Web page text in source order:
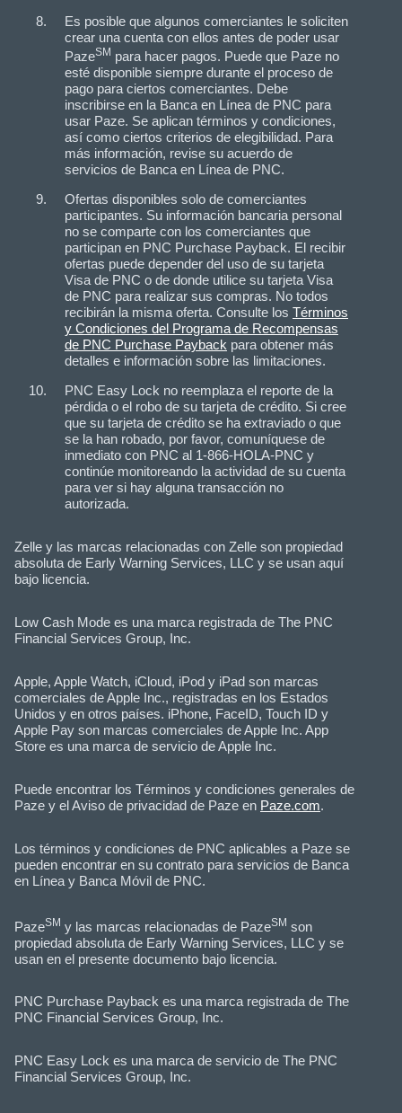
Es posible que algunos comerciantes le soliciten
crear una cuenta con ellos antes de poder usar
PazeSM para hacer pagos. Puede que Paze no
esté disponible siempre durante el proceso de
pago para ciertos comerciantes. Debe
inscribirse en la Banca en Línea de PNC para
usar Paze. Se aplican términos y condiciones,
así como ciertos criterios de elegibilidad. Para
más información, revise su acuerdo de
servicios de Banca en Línea de PNC.
Ofertas disponibles solo de comerciantes
participantes. Su información bancaria personal
no se comparte con los comerciantes que
participan en PNC Purchase Payback. El recibir
ofertas puede depender del uso de su tarjeta
Visa de PNC o de donde utilice su tarjeta Visa
de PNC para realizar sus compras. No todos
recibirán la misma oferta. Consulte los Términos
y Condiciones del Programa de Recompensas
de PNC Purchase Payback para obtener más
detalles e información sobre las limitaciones.
PNC Easy Lock no reemplaza el reporte de la
pérdida o el robo de su tarjeta de crédito. Si cree
que su tarjeta de crédito se ha extraviado o que
se la han robado, por favor, comuníquese de
inmediato con PNC al 1-866-HOLA-PNC y
continúe monitoreando la actividad de su cuenta
para ver si hay alguna transacción no
autorizada.
Zelle y las marcas relacionadas con Zelle son propiedad
absoluta de Early Warning Services, LLC y se usan aquí
bajo licencia.
Low Cash Mode es una marca registrada de The PNC
Financial Services Group, Inc.
Apple, Apple Watch, iCloud, iPod y iPad son marcas
comerciales de Apple Inc., registradas en los Estados
Unidos y en otros países. iPhone, FaceID, Touch ID y
Apple Pay son marcas comerciales de Apple Inc. App
Store es una marca de servicio de Apple Inc.
Puede encontrar los Términos y condiciones generales de
Paze y el Aviso de privacidad de Paze en Paze.com.
Los términos y condiciones de PNC aplicables a Paze se
pueden encontrar en su contrato para servicios de Banca
en Línea y Banca Móvil de PNC.
PazeSM y las marcas relacionadas de PazeSM son
propiedad absoluta de Early Warning Services, LLC y se
usan en el presente documento bajo licencia.
PNC Purchase Payback es una marca registrada de The
PNC Financial Services Group, Inc.
PNC Easy Lock es una marca de servicio de The PNC
Financial Services Group, Inc.